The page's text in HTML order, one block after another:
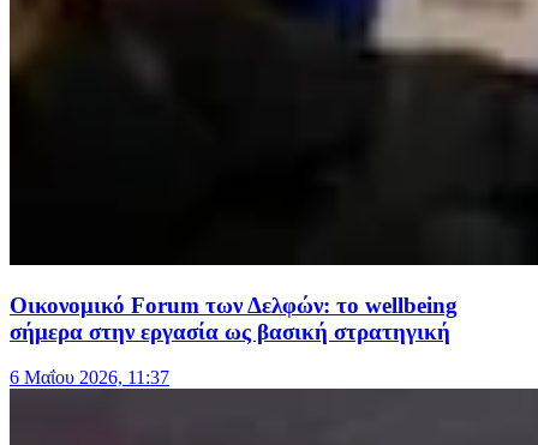
Οικονομικό Forum των Δελφών: το wellbeing
σήμερα στην εργασία ως βασική στρατηγική
6 Μαΐου 2026, 11:37